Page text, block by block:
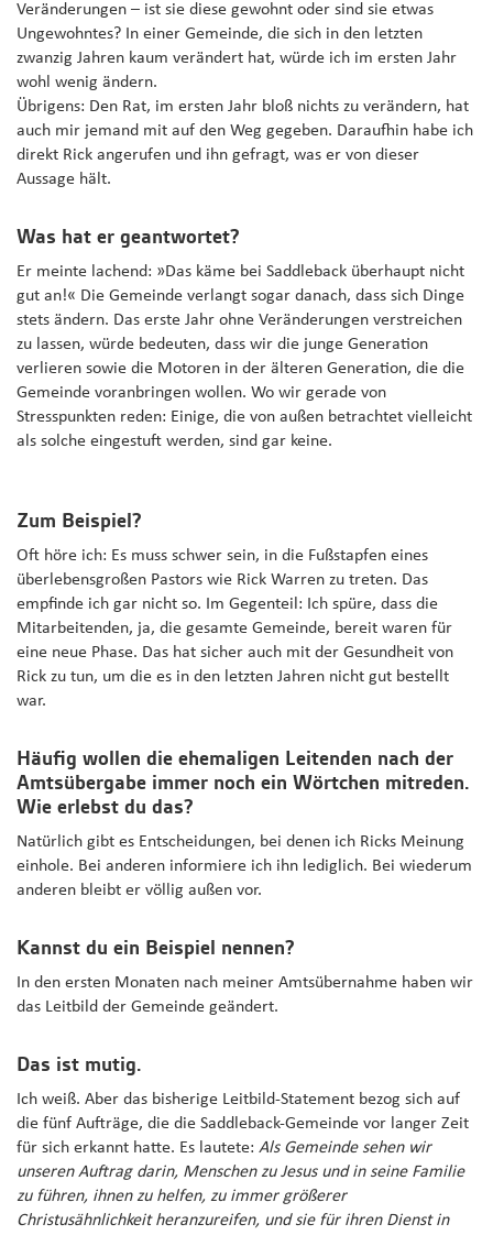
Veränderungen – ist sie diese gewohnt oder sind sie etwas
Ungewohntes? In einer Gemeinde, die sich in den letzten
zwanzig Jahren kaum verändert hat, würde ich im ersten Jahr
wohl wenig ändern.
Übrigens: Den Rat, im ersten Jahr bloß nichts zu verändern, hat
auch mir jemand mit auf den Weg gegeben. Daraufhin habe ich
direkt Rick angerufen und ihn gefragt, was er von dieser
Aussage hält.
Was hat er geantwortet?
Er meinte lachend: »Das käme bei Saddleback überhaupt nicht
gut an!« Die Gemeinde verlangt sogar danach, dass sich Dinge
stets ändern. Das erste Jahr ohne Veränderungen verstreichen
zu lassen, würde bedeuten, dass wir die junge Generation
verlieren sowie die Motoren in der älteren Generation, die die
Gemeinde voranbringen wollen. Wo wir gerade von
Stresspunkten reden: Einige, die von außen betrachtet vielleicht
als solche eingestuft werden, sind gar keine.
Zum Beispiel?
Oft höre ich: Es muss schwer sein, in die Fußstapfen eines
überlebensgroßen Pastors wie Rick Warren zu treten. Das
empfinde ich gar nicht so. Im Gegenteil: Ich spüre, dass die
Mitarbeitenden, ja, die gesamte Gemeinde, bereit waren für
eine neue Phase. Das hat sicher auch mit der Gesundheit von
Rick zu tun, um die es in den letzten Jahren nicht gut bestellt
war.
Häufig wollen die ehemaligen Leitenden nach der
Amtsübergabe immer noch ein Wörtchen mitreden.
Wie erlebst du das?
Natürlich gibt es Entscheidungen, bei denen ich Ricks Meinung
einhole. Bei anderen informiere ich ihn lediglich. Bei wiederum
anderen bleibt er völlig außen vor.
Kannst du ein Beispiel nennen?
In den ersten Monaten nach meiner Amtsübernahme haben wir
das Leitbild der Gemeinde geändert.
Das ist mutig.
Ich weiß. Aber das bisherige Leitbild-Statement bezog sich auf
die fünf Aufträge, die die Saddleback-Gemeinde vor langer Zeit
für sich erkannt hatte. Es lautete: Als Gemeinde sehen wir
unseren Auftrag darin, Menschen zu Jesus und in seine Familie
zu führen, ihnen zu helfen, zu immer größerer
Christusähnlichkeit heranzureifen, und sie für ihren Dienst in